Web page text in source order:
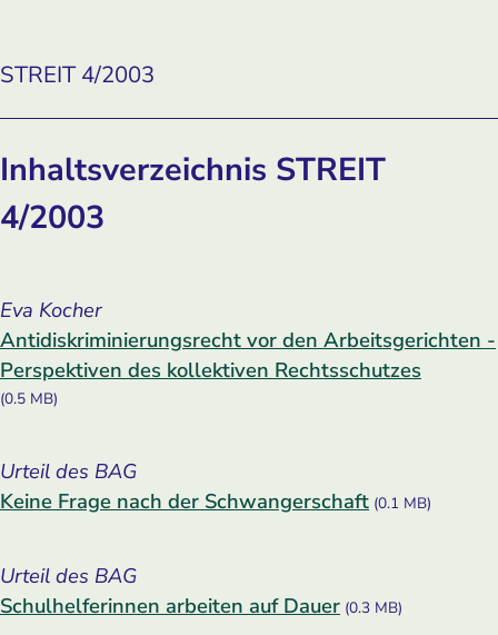
STREIT 4/2003
Inhaltsverzeichnis STREIT
4/2003
Eva Kocher
Antidiskriminierungsrecht vor den Arbeitsgerichten -
Perspektiven des kollektiven Rechtsschutzes
(0.5 MB)
Urteil des BAG
Keine Frage nach der Schwangerschaft (0.1 MB)
Urteil des BAG
Schulhelferinnen arbeiten auf Dauer (0.3 MB)